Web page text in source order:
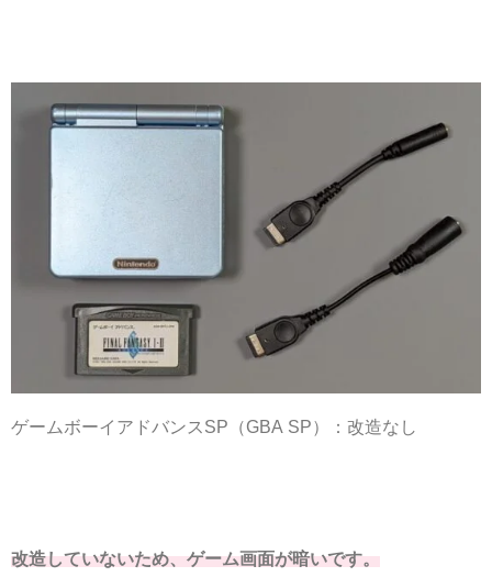
ゲームボーイアドバンスSP（GBA SP）：改造なし
改造していないため、ゲーム画面が暗いです。